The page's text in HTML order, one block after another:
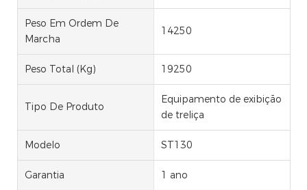
Peso Em Ordem De
Marcha
14250
Peso Total (kg) 19250
Tipo De Produto
Equipamento de exibição
de treliça
Modelo ST130
Garantia 1 ano